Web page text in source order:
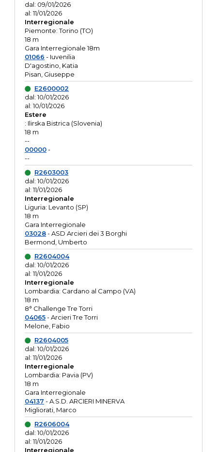
dal: 09/01/2026
al: 11/01/2026
Interregionale
Piemonte: Torino (TO)
18 m
Gara Interregionale 18m
01066 - Iuvenilia
D'agostino, Katia
Pisan, Giuseppe
E2600002
dal: 10/01/2026
al: 10/01/2026
Estere
: Ilirska Bistrica (Slovenia)
18 m
--
00000-
--
R2603003
dal: 10/01/2026
al: 11/01/2026
Interregionale
Liguria: Levanto (SP)
18 m
Gara Interregionale
03028- ASD Arcieri dei 3 Borghi
Bermond, Umberto
R2604004
dal: 10/01/2026
al: 11/01/2026
Interregionale
Lombardia: Cardano al Campo (VA)
18 m
8° Challenge Tre Torri
04065- Arcieri Tre Torri
Melone, Fabio
R2604005
dal: 10/01/2026
al: 11/01/2026
Interregionale
Lombardia: Pavia (PV)
18 m
Gara Interregionale
04137 - A.S.D. ARCIERI MINERVA
Migliorati, Marco
R2606004
dal: 10/01/2026
al: 11/01/2026
Interregionale